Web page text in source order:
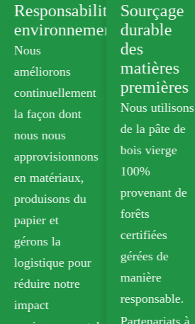
Responsabilité
environnementale
Nous
améliorons
continuellement
la façon dont
nous nous
approvisionnons
en matériaux,
produisons du
papier et
gérons la
logistique pour
réduire notre
impact
Sourçage
durable
des
matières
premières
Nous utilisons
de la pâte de
bois vierge
100%
provenant de
forêts
certifiées
gérées de
manière
responsable.
Partenariats à